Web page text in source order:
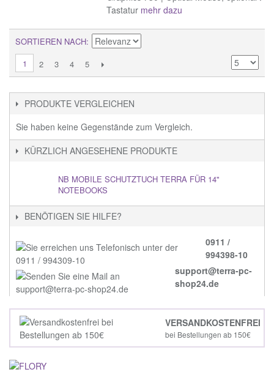
Tastatur mehr dazu
SORTIEREN NACH
1
2 3 4 5
PRODUKTE VERGLEICHEN
Sie haben keine Gegenstände zum Vergleich.
KÜRZLICH ANGESEHENE PRODUKTE
NB MOBILE SCHUTZTUCH TERRA FÜR 14"
NOTEBOOKS
BENÖTIGEN SIE HILFE?
0911 /
994398-10
support@terra-pc-
shop24.de
VERSANDKOSTENFREI
bei Bestellungen ab 150€